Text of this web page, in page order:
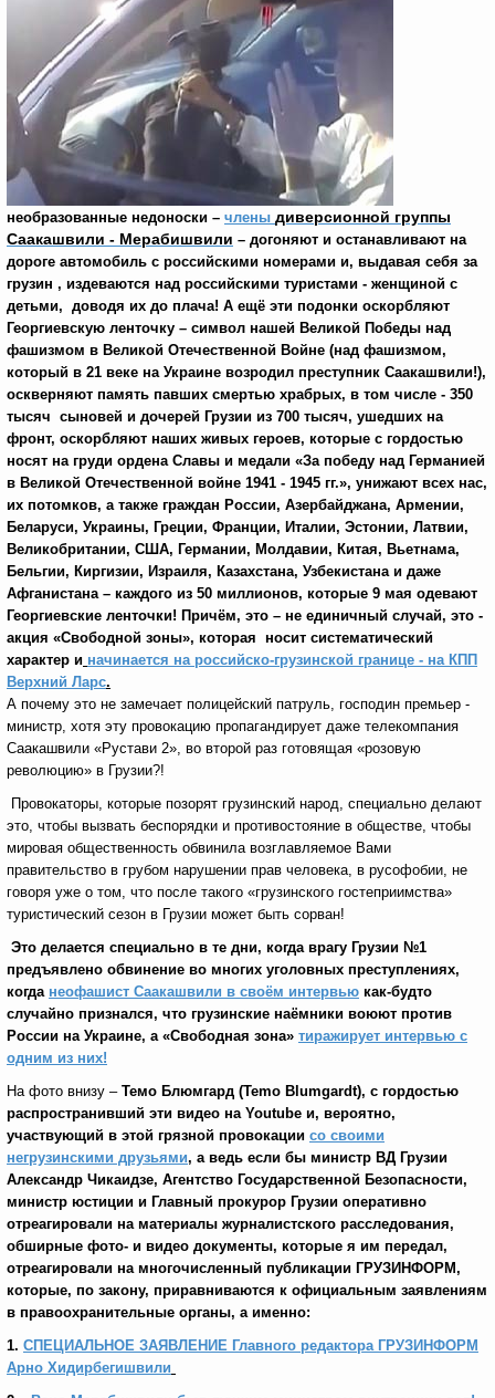
необразованные недоноски – члены диверсионной группы
Саакашвили - Мерабишвили – догоняют и останавливают на
дороге автомобиль с российскими номерами и, выдавая себя за
грузин , издеваются над российскими туристами - женщиной с
детьми, доводя их до плача! А ещё эти подонки оскорбляют
Георгиевскую ленточку – символ нашей Великой Победы над
фашизмом в Великой Отечественной Войне (над фашизмом,
который в 21 веке на Украине возродил преступник Саакашвили!),
оскверняют память павших смертью храбрых, в том числе - 350
тысяч сыновей и дочерей Грузии из 700 тысяч, ушедших на
фронт, оскорбляют наших живых героев, которые с гордостью
носят на груди ордена Славы и медали «За победу над Германией
в Великой Отечественной войне 1941 - 1945 гг.», унижают всех нас,
их потомков, а также граждан России, Азербайджана, Армении,
Беларуси, Украины, Греции, Франции, Италии, Эстонии, Латвии,
Великобритании, США, Германии, Молдавии, Китая, Вьетнама,
Бельгии, Киргизии, Израиля, Казахстана, Узбекистана и даже
Афганистана – каждого из 50 миллионов, которые 9 мая одевают
Георгиевские ленточки! Причём, это – не единичный случай, это -
акция «Свободной зоны», которая носит систематический
характер и начинается на российско-грузинской границе - на КПП
Верхний Ларс.
А почему это не замечает полицейский патруль, господин премьер -
министр, хотя эту провокацию пропагандирует даже телекомпания
Саакашвили «Рустави 2», во второй раз готовящая «розовую
революцию» в Грузии?!
Провокаторы, которые позорят грузинский народ, специально делают
это, чтобы вызвать беспорядки и противостояние в обществе, чтобы
мировая общественность обвинила возглавляемое Вами
правительство в грубом нарушении прав человека, в русофобии, не
говоря уже о том, что после такого «грузинского гостеприимства»
туристический сезон в Грузии может быть сорван!
Это делается специально в те дни, когда врагу Грузии №1
предъявлено обвинение во многих уголовных преступлениях,
когда неофашист Саакашвили в своём интервью как-будто
случайно признался, что грузинские наёмники воюют против
России на Украине, а «Свободная зона» тиражирует интервью с
одним из них!
На фото внизу –Темо Блюмгард (Temo Blumgardt), с гордостью
распространивший эти видео на Youtube и, вероятно,
участвующий в этой грязной провокации со своими
негрузинскими друзьями, а ведь если бы министр ВД Грузии
Александр Чикаидзе, Агентство Государственной Безопасности,
министр юстиции и Главный прокурор Грузии оперативно
отреагировали на материалы журналистского расследования,
обширные фото- и видео документы, которые я им передал,
отреагировали на многочисленный публикации ГРУЗИНФОРМ,
которые, по закону, приравниваются к официальным заявлениям
в правоохранительные органы, а именно:
1. СПЕЦИАЛЬНОЕ ЗАЯВЛЕНИЕ Главного редактора ГРУЗИНФОРМ
Арно Хидирбегишвили